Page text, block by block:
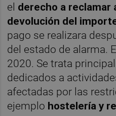
el derecho a reclamar
devolución del
pago se realizara
del estado de alarma.
2020. Se trata
dedicados a
afectadas por las
ejemplo hostelería y